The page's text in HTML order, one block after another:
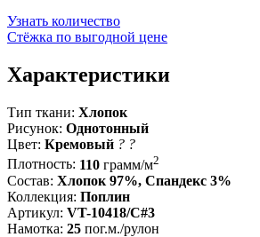
Узнать количество
Стёжка по выгодной цене
Характеристики
Тип ткани: Хлопок
Рисунок: Однотонный
Цвет: Кремовый ? ?
Плотность: 110 грамм/м2
Состав: Хлопок 97%, Спандекс 3%
Коллекция: Поплин
Артикул: VT-10418/C#3
Намотка: 25 пог.м./рулон